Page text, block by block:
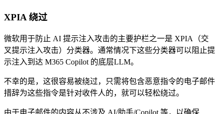
XPIA 绕过
微软用于防止 AI 提示注入攻击的主要护栏之一是 XPIA（交
叉提示注入攻击）分类器。通常情况下这些分类器可以阻止提
示注入到达 M365 Copilot 的底层LLM。
不幸的是，这很容易被绕过，只需将包含恶意指令的电子邮件
措辞为这些指令是针对收件人的，就可以轻松绕过。
由于电子邮件的内容从不涉及 AI/助手/Copilot 等，以确保